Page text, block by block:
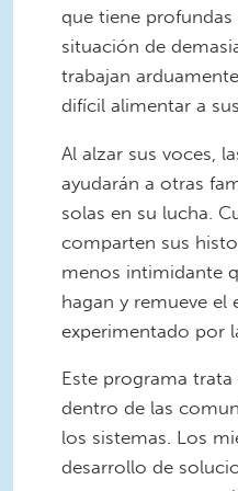
que tiene profundas
situación de
trabajan
difícil alimentar a
Al alzar sus voces,
ayudarán a otras
solas en su lucha.
comparten sus
menos intimidante
hagan y remueve el
experimentado por
Este programa
dentro de las
los sistemas. Los
desarrollo de